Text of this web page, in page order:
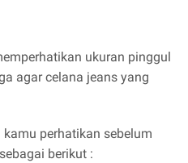
ukuran pinggul
agar celana jeans yang
perhatikan sebelum
berikut :